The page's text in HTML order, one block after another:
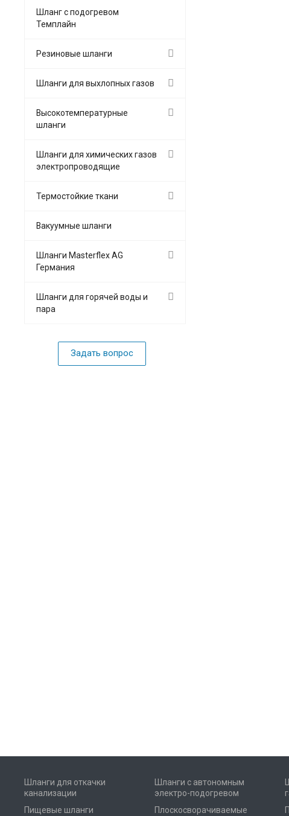
Шланг с подогревом
Темплайн
Резиновые шланги
Шланги для выхлопных газов
Высокотемпературные
шланги
Шланги для химических газов
электропроводящие
Термостойкие ткани
Вакуумные шланги
Шланги Masterflex AG
Германия
Шланги для горячей воды и
пара
Задать вопрос
Шланги для откачки
канализации
Пищевые шланги
Шланги с автономным
электро-подогревом
Плоскосворачиваемые